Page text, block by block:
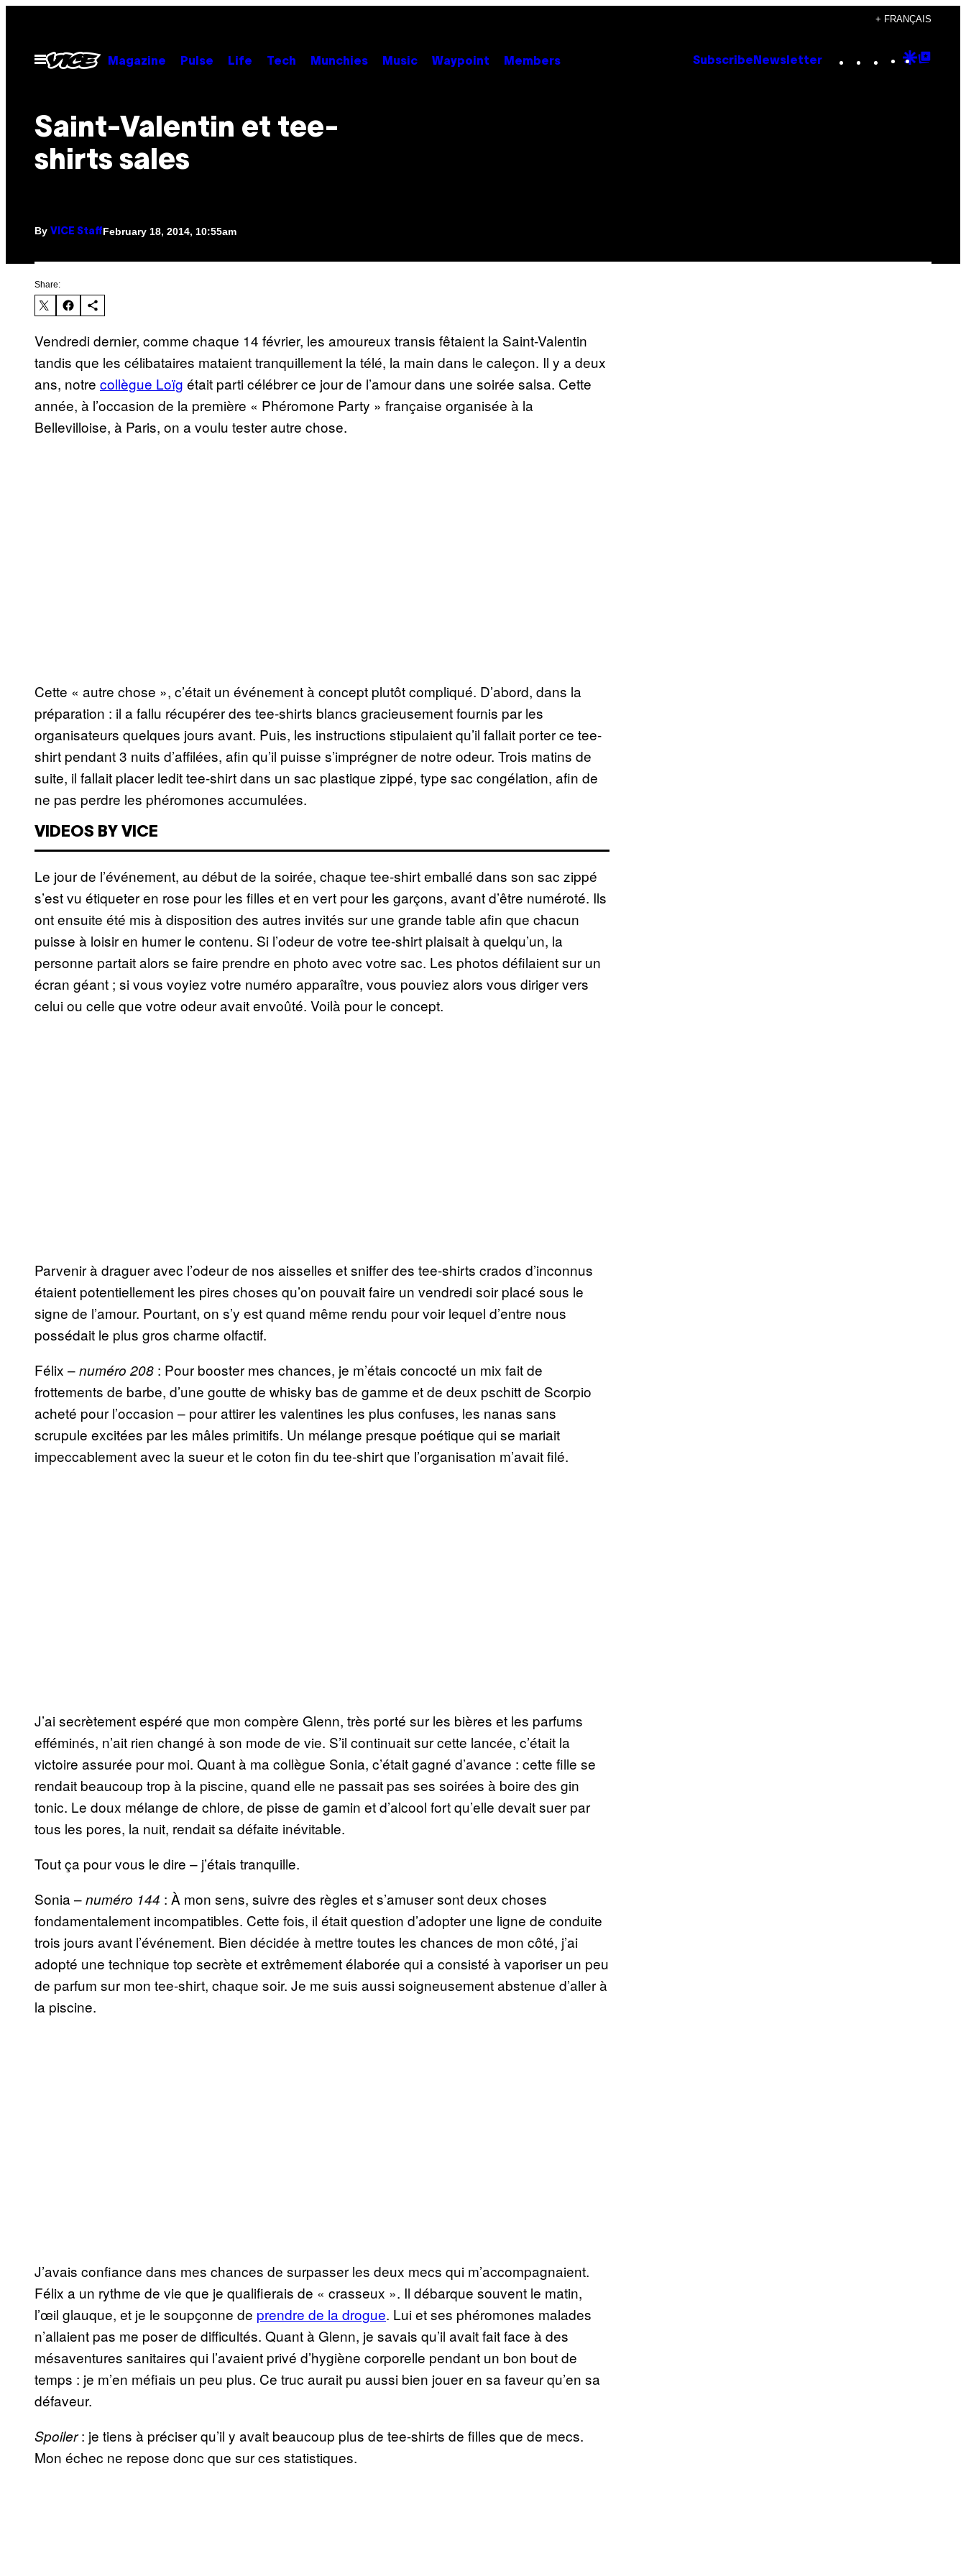
content
+ FRANÇAIS
Open
Menu
Magazine Pulse Life Tech Munchies Music Waypoint Members Subscribe Newsletter Instagram
TikTok
YouTube
Google
Saint-Valentin et tee-
shirts sales
By VICE StaffFebruary 18, 2014, 10:55am
Share:
Vendredi dernier, comme chaque 14 février, les amoureux transis fêtaient la Saint-Valentin
tandis que les célibataires mataient tranquillement la télé, la main dans le caleçon. Il y a deux
ans, notre collègue Loïg était parti célébrer ce jour de l’amour dans une soirée salsa. Cette
année, à l’occasion de la première « Phéromone Party » française organisée à la
Bellevilloise, à Paris, on a voulu tester autre chose.
Cette « autre chose », c’était un événement à concept plutôt compliqué. D’abord, dans la
préparation : il a fallu récupérer des tee-shirts blancs gracieusement fournis par les
organisateurs quelques jours avant. Puis, les instructions stipulaient qu’il fallait porter ce tee-
shirt pendant 3 nuits d’affilées, afin qu’il puisse s’imprégner de notre odeur. Trois matins de
suite, il fallait placer ledit tee-shirt dans un sac plastique zippé, type sac congélation, afin de
ne pas perdre les phéromones accumulées.
VIDEOS BY VICE
Le jour de l’événement, au début de la soirée, chaque tee-shirt emballé dans son sac zippé
s’est vu étiqueter en rose pour les filles et en vert pour les garçons, avant d’être numéroté. Ils
ont ensuite été mis à disposition des autres invités sur une grande table afin que chacun
puisse à loisir en humer le contenu. Si l’odeur de votre tee-shirt plaisait à quelqu’un, la
personne partait alors se faire prendre en photo avec votre sac. Les photos défilaient sur un
écran géant ; si vous voyiez votre numéro apparaître, vous pouviez alors vous diriger vers
celui ou celle que votre odeur avait envoûté. Voilà pour le concept.
Parvenir à draguer avec l’odeur de nos aisselles et sniffer des tee-shirts crados d’inconnus
étaient potentiellement les pires choses qu’on pouvait faire un vendredi soir placé sous le
signe de l’amour. Pourtant, on s’y est quand même rendu pour voir lequel d’entre nous
possédait le plus gros charme olfactif.
Félix –numéro 208 : Pour booster mes chances, je m’étais concocté un mix fait de
frottements de barbe, d’une goutte de whisky bas de gamme et de deux pschitt de Scorpio
acheté pour l’occasion – pour attirer les valentines les plus confuses, les nanas sans
scrupule excitées par les mâles primitifs. Un mélange presque poétique qui se mariait
impeccablement avec la sueur et le coton fin du tee-shirt que l’organisation m’avait filé.
J’ai secrètement espéré que mon compère Glenn, très porté sur les bières et les parfums
efféminés, n’ait rien changé à son mode de vie. S’il continuait sur cette lancée, c’était la
victoire assurée pour moi. Quant à ma collègue Sonia, c’était gagné d’avance : cette fille se
rendait beaucoup trop à la piscine, quand elle ne passait pas ses soirées à boire des gin
tonic. Le doux mélange de chlore, de pisse de gamin et d’alcool fort qu’elle devait suer par
tous les pores, la nuit, rendait sa défaite inévitable.
Tout ça pour vous le dire – j’étais tranquille.
Sonia –numéro 144 : À mon sens, suivre des règles et s’amuser sont deux choses
fondamentalement incompatibles. Cette fois, il était question d’adopter une ligne de conduite
trois jours avant l’événement. Bien décidée à mettre toutes les chances de mon côté, j’ai
adopté une technique top secrète et extrêmement élaborée qui a consisté à vaporiser un peu
de parfum sur mon tee-shirt, chaque soir. Je me suis aussi soigneusement abstenue d’aller à
la piscine.
J’avais confiance dans mes chances de surpasser les deux mecs qui m’accompagnaient.
Félix a un rythme de vie que je qualifierais de « crasseux ». Il débarque souvent le matin,
l’œil glauque, et je le soupçonne de prendre de la drogue. Lui et ses phéromones malades
n’allaient pas me poser de difficultés. Quant à Glenn, je savais qu’il avait fait face à des
mésaventures sanitaires qui l’avaient privé d’hygiène corporelle pendant un bon bout de
temps : je m’en méfiais un peu plus. Ce truc aurait pu aussi bien jouer en sa faveur qu’en sa
défaveur.
Spoiler: je tiens à préciser qu’il y avait beaucoup plus de tee-shirts de filles que de mecs.
Mon échec ne repose donc que sur ces statistiques.